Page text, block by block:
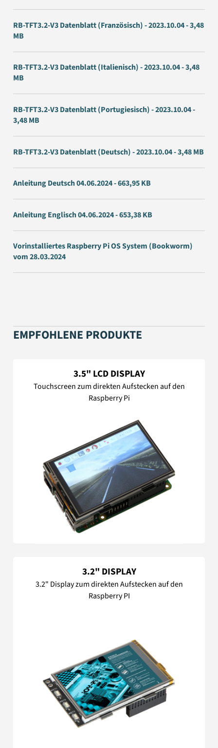
RB-TFT3.2-V3 Datenblatt (Französisch) - 2023.10.04 - 3,48
MB
RB-TFT3.2-V3 Datenblatt (Italienisch) - 2023.10.04 - 3,48
MB
RB-TFT3.2-V3 Datenblatt (Portugiesisch) - 2023.10.04 -
3,48 MB
RB-TFT3.2-V3 Datenblatt (Deutsch) - 2023.10.04 - 3,48 MB
Anleitung Deutsch 04.06.2024 - 663,95 KB
Anleitung Englisch 04.06.2024 - 653,38 KB
Vorinstalliertes Raspberry Pi OS System (Bookworm)
vom 28.03.2024
EMPFOHLENE PRODUKTE
3.5" LCD DISPLAY
Touchscreen zum direkten Aufstecken auf den
Raspberry Pi
3.2" DISPLAY
3.2" Display zum direkten Aufstecken auf den
Raspberry PI